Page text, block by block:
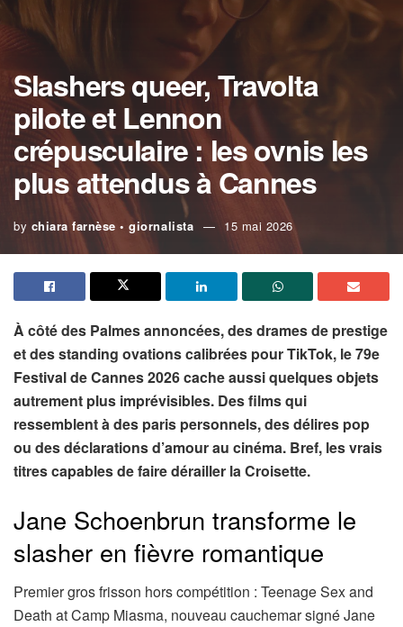
Slashers queer, Travolta
pilote et Lennon
crépusculaire : les ovnis les
plus attendus à Cannes
by chiara farnèse • giornalista 15 mai 2026
À côté des Palmes annoncées, des drames de prestige
et des standing ovations calibrées pour TikTok, le 79e
Festival de Cannes 2026 cache aussi quelques objets
autrement plus imprévisibles. Des films qui
ressemblent à des paris personnels, des délires pop
ou des déclarations d’amour au cinéma. Bref, les vrais
titres capables de faire dérailler la Croisette.
Jane Schoenbrun transforme le
slasher en fièvre romantique
Premier gros frisson hors compétition : Teenage Sex and
Death at Camp Miasma, nouveau cauchemar signé Jane